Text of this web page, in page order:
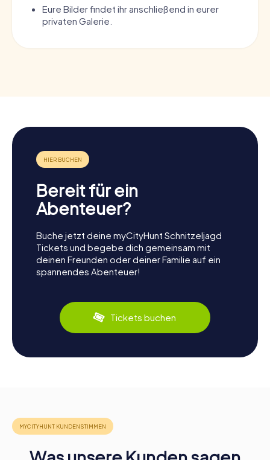
Eure Bilder findet ihr anschließend in eurer
privaten Galerie.
Bereit für ein
Abenteuer?
Buche jetzt deine myCityHunt Schnitzeljagd
Tickets und begebe dich gemeinsam mit
deinen Freunden oder deiner Familie auf ein
spannendes Abenteuer!
Tickets buchen